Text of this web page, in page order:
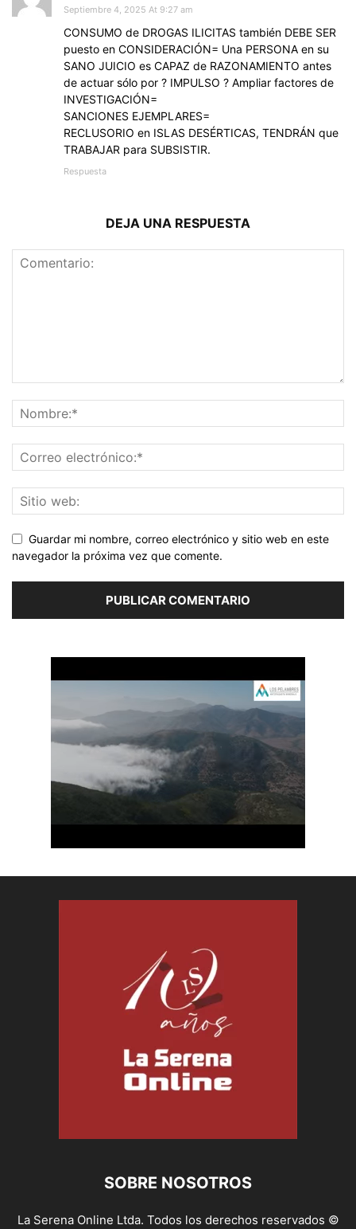
Septiembre 4, 2025 At 9:27 am
CONSUMO de DROGAS ILICITAS también DEBE SER
puesto en CONSIDERACIÓN= Una PERSONA en su
SANO JUICIO es CAPAZ de RAZONAMIENTO antes
de actuar sólo por ? IMPULSO ? Ampliar factores de
INVESTIGACIÓN=
SANCIONES EJEMPLARES=
RECLUSORIO en ISLAS DESÉRTICAS, TENDRÁN que
TRABAJAR para SUBSISTIR.
Respuesta
DEJA UNA RESPUESTA
Guardar mi nombre, correo electrónico y sitio web en este
navegador la próxima vez que comente.
SOBRE NOSOTROS
La Serena Online Ltda. Todos los derechos reservados ©